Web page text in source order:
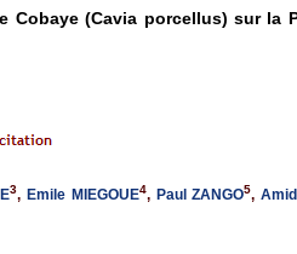
(Cavia porcellus) sur la
3, Emile MIEGOUE4, Paul ZANGO5,